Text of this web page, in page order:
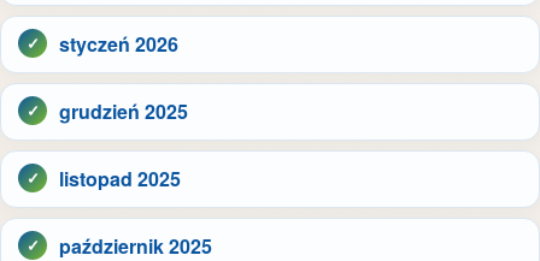
styczeń 2026
grudzień 2025
listopad 2025
październik 2025